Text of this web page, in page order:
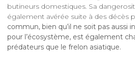
butineurs domestiques. Sa
également avérée suite à des décès
commun, bien qu’il ne soit pas aussi
pour l’écosystème, est également
prédateurs que le frelon asiatique.